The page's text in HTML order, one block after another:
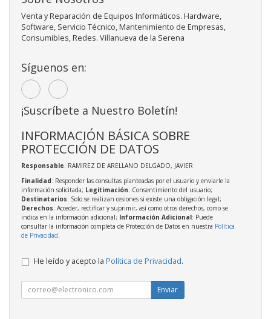
Venta y Reparación de Equipos Informáticos. Hardware,
Software, Servicio Técnico, Mantenimiento de Empresas,
Consumibles, Redes. Villanueva de la Serena
Síguenos en:
¡Suscríbete a Nuestro Boletín!
INFORMACIÓN BÁSICA SOBRE
PROTECCIÓN DE DATOS
Responsable: RAMIREZ DE ARELLANO DELGADO, JAVIER
Finalidad: Responder las consultas planteadas por el usuario y enviarle la
información solicitada; Legitimación: Consentimiento del usuario;
Destinatarios: Solo se realizan cesiones si existe una obligación legal;
Derechos: Acceder, rectificar y suprimir, así como otros derechos, como se
indica en la información adicional; Información Adicional: Puede
consultar la información completa de Protección de Datos en nuestra Política
de Privacidad
He leído y acepto la Política de Privacidad.
Enviar